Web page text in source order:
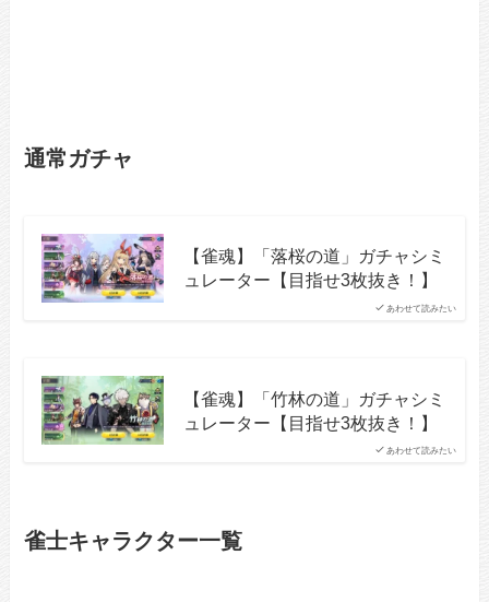
通常ガチャ
あわせて読みたい
【雀魂】「落桜の道」ガチャシミ
ュレーター【目指せ3枚抜き！】
あわせて読みたい
【雀魂】「竹林の道」ガチャシミ
ュレーター【目指せ3枚抜き！】
雀士キャラクター一覧